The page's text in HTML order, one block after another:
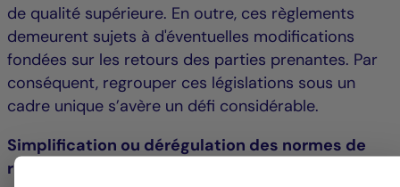
de qualité supérieure. En outre, ces règlements
demeurent sujets à d'éventuelles modifications
fondées sur les retours des parties prenantes. Par
conséquent, regrouper ces législations sous un
cadre unique s’avère un défi considérable.
Simplification ou dérégulation des normes de
reporting ESG ?